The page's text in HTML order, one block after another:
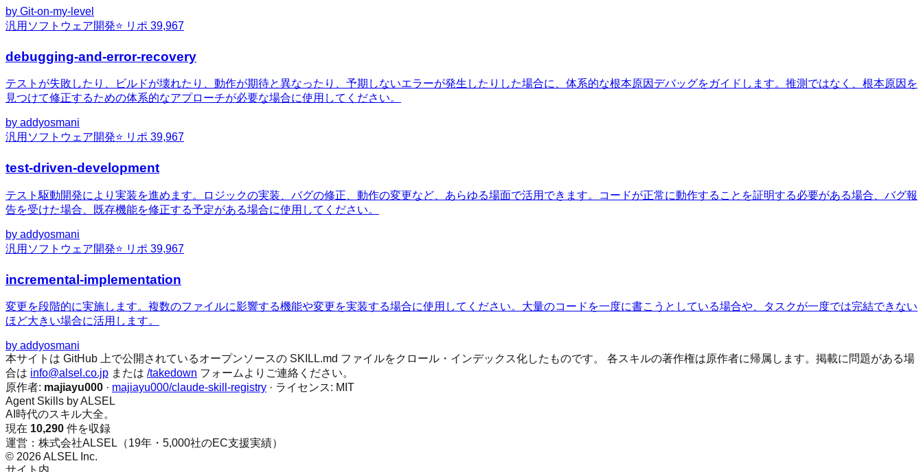
by Git-on-my-level
汎用 ソフトウェア開発⭐ リポ 39,967
debugging-and-error-recovery
テストが失敗したり、ビルドが壊れたり、動作が期待と異なったり、予期しないエラーが発生したりした場合に、体系的な根本原因デバッグをガイドします。推測ではなく、根本原因を
見つけて修正するための体系的なアプローチが必要な場合に使用してください。
by addyosmani
汎用 ソフトウェア開発⭐ リポ 39,967
test-driven-development
テスト駆動開発により実装を進めます。ロジックの実装、バグの修正、動作の変更など、あらゆる場面で活用できます。コードが正常に動作することを証明する必要がある場合、バグ報
告を受けた場合、既存機能を修正する予定がある場合に使用してください。
by addyosmani
汎用 ソフトウェア開発⭐ リポ 39,967
incremental-implementation
変更を段階的に実施します。複数のファイルに影響する機能や変更を実装する場合に使用してください。大量のコードを一度に書こうとしている場合や、タスクが一度では完結できない
ほど大きい場合に活用します。
by addyosmani
本サイトは GitHub 上で公開されているオープンソースの SKILL.md ファイルをクロール・インデックス化したものです。 各スキルの著作権は原作者に帰属します。掲載に問題がある場
合は info@alsel.co.jp または /takedown フォームよりご連絡ください。
原作者: majiayu000 · majiayu000/claude-skill-registry · ライセンス: MIT
Agent Skills by ALSEL
AI時代のスキル大全。
現在 10,290 件を収録
運営：株式会社ALSEL（19年・5,000社のEC支援実績）
© 2026 ALSEL Inc.